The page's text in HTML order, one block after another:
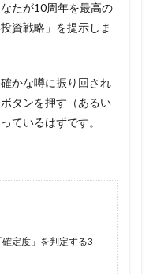
たが10周年を最高の
資戦略」を提示しま
かな噂に振り回され
タンを押す（あるい
ているはずです。
定度」を判定する3